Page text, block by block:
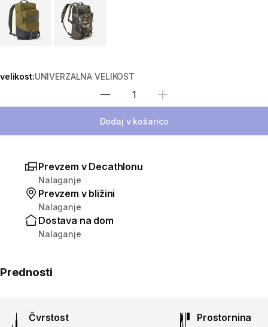
velikost:UNIVERZALNA VELIKOST
Izberite količino
Dodaj v košarico
Prevzem v Decathlonu
Nalaganje
Prevzem v bližini
Nalaganje
Dostava na dom
Nalaganje
Prednosti
Čvrstost Prostornina